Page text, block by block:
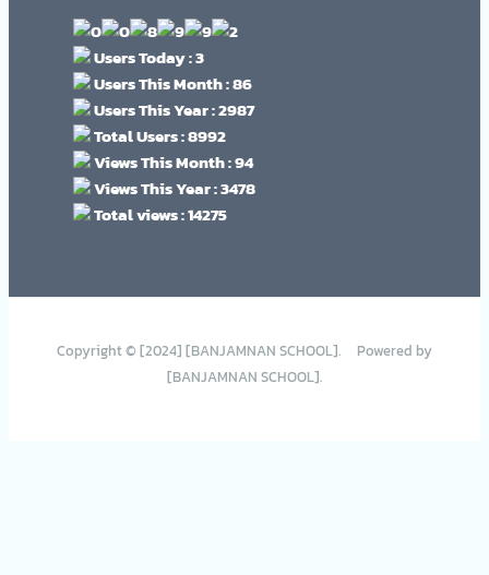
Users Today : 3
Users This Month : 86
Users This Year : 2987
Total Users : 8992
Views This Month : 94
Views This Year : 3478
Total views : 14275
Copyright © [2024] [BANJAMNAN SCHOOL]. Powered by
[BANJAMNAN SCHOOL].